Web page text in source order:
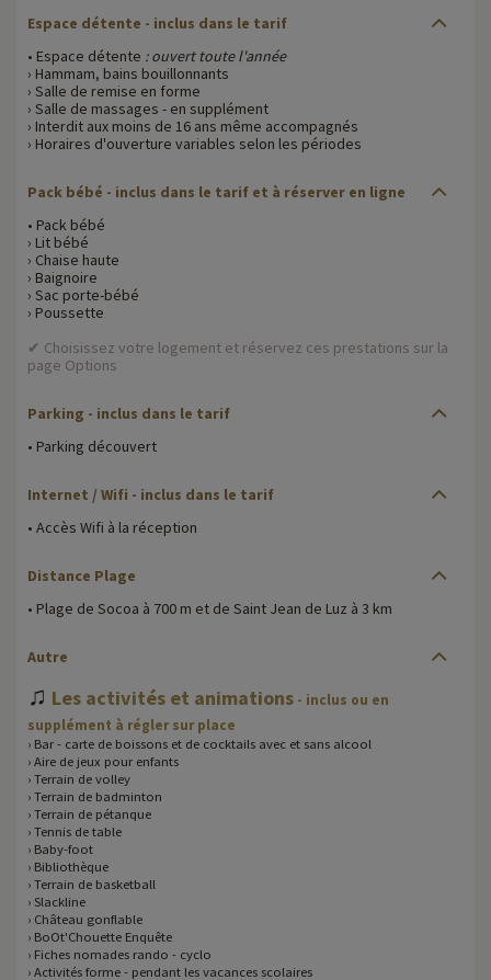
Espace détente - inclus dans le tarif
• Espace détente : ouvert toute l'année
› Hammam, bains bouillonnants
› Salle de remise en forme
› Salle de massages - en supplément
› Interdit aux moins de 16 ans même accompagnés
› Horaires d'ouverture variables selon les périodes
Pack bébé - inclus dans le tarif et à réserver en ligne
• Pack bébé
› Lit bébé
› Chaise haute
› Baignoire
› Sac porte-bébé
› Poussette
✔ Choisissez votre logement et réservez ces prestations sur la
page Options
Parking - inclus dans le tarif
• Parking découvert
Internet / Wifi - inclus dans le tarif
• Accès Wifi à la réception
Distance Plage
• Plage de Socoa à 700 m et de Saint Jean de Luz à 3 km
Autre
♫ Les activités et animations - inclus ou en
supplément à régler sur place
› Bar - carte de boissons et de cocktails avec et sans alcool
› Aire de jeux pour enfants
› Terrain de volley
› Terrain de badminton
› Terrain de pétanque
› Tennis de table
› Baby-foot
› Bibliothèque
› Terrain de basketball
› Slackline
› Château gonflable
› BoOt'Chouette Enquête
› Fiches nomades rando - cyclo
› Activités forme - pendant les vacances scolaires